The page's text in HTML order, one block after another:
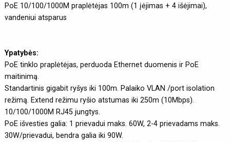
PoE 10/100/1000M praplėtėjas 100m (1 įėjimas + 4 išėjimai),
vandeniui atsparus
Ypatybės:
PoE tinklo praplėtėjas, perduoda Ethernet duomenis ir PoE
maitinimą.
Standartinis gigabit ryšys iki 100m. Palaiko VLAN /port isolation
režimą. Extend režimu ryšio atstumas iki 250m (10Mbps).
10/100/1000M RJ45 jungtys.
PoE išvesties galia: 1 prievadui maks. 60W, 2-4 prievadams maks.
30W/prievadui, bendra galia iki 90W.